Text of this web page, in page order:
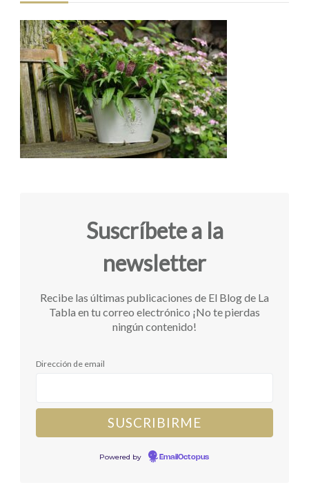
Suscríbete a la
newsletter
Recibe las últimas publicaciones de El Blog de La
Tabla en tu correo electrónico ¡No te pierdas
ningún contenido!
Dirección de email
Powered by EmailOctopus